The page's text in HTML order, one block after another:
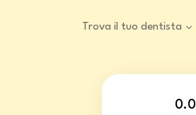
Trova il tuo dentista
0.0